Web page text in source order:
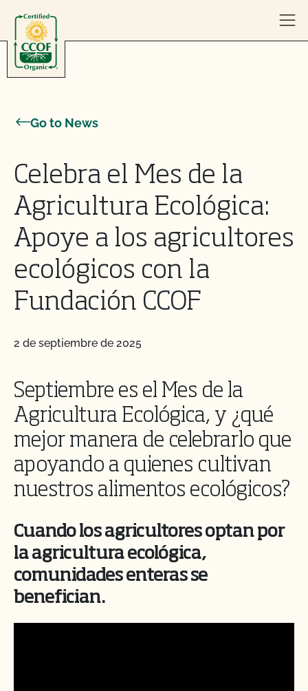
Go to News
Celebra el Mes de la
Agricultura Ecológica:
Apoye a los agricultores
ecológicos con la
Fundación CCOF
2 de septiembre de 2025
Septiembre es el Mes de la
Agricultura Ecológica, y ¿qué
mejor manera de celebrarlo que
apoyando a quienes cultivan
nuestros alimentos ecológicos?
Cuando los agricultores optan por
la agricultura ecológica,
comunidades enteras se
benefician.